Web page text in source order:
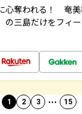
心奪われる！ 奄美
の三島だけをフィ
1 2 3 … 15